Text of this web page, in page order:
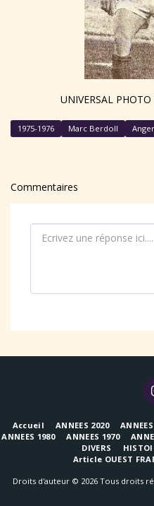
UNIVERSAL
1975-1976 Marc Berdoll
Commentaires
Accueil ANNEES 2020
ANNEES 1980
ANNEES 1970
DIVERS
Article OUEST
Droits d'auteur © 2026 Tous droits